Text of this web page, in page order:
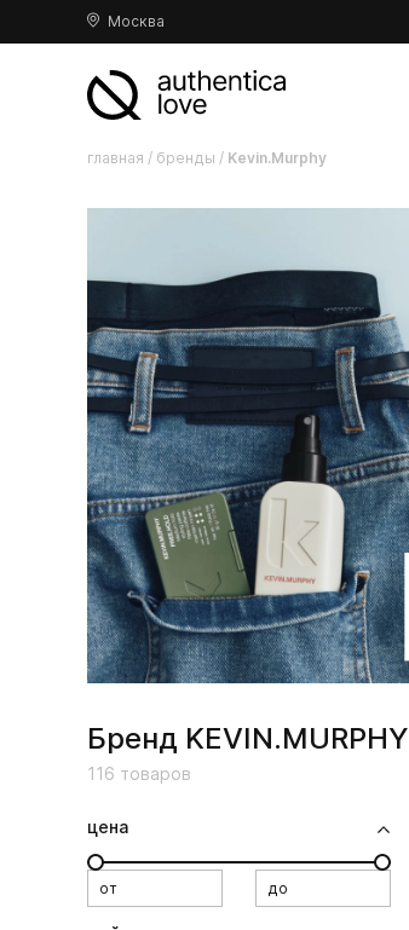
Москва
главная / бренды / Kevin.Murphy
Бренд KEVIN.MURPHY
116 товаров
цена
от до